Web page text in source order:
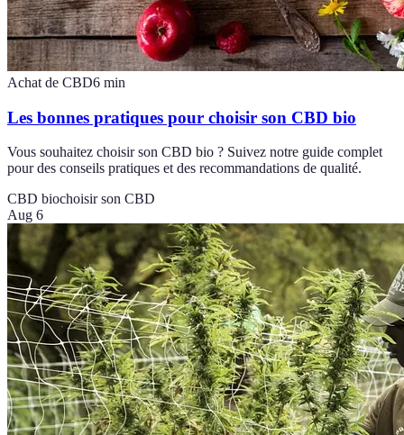
Achat de CBD6 min
Les bonnes pratiques pour choisir son CBD bio
Vous souhaitez choisir son CBD bio ? Suivez notre guide complet
pour des conseils pratiques et des recommandations de qualité.
CBD biochoisir son CBD
Aug 6